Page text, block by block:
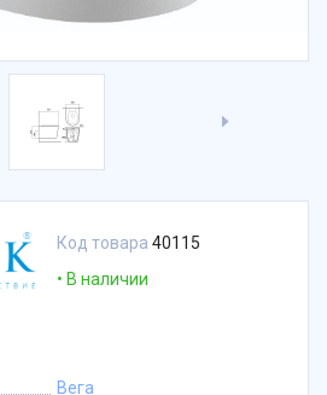
Код товара 40115
В наличии
Вега